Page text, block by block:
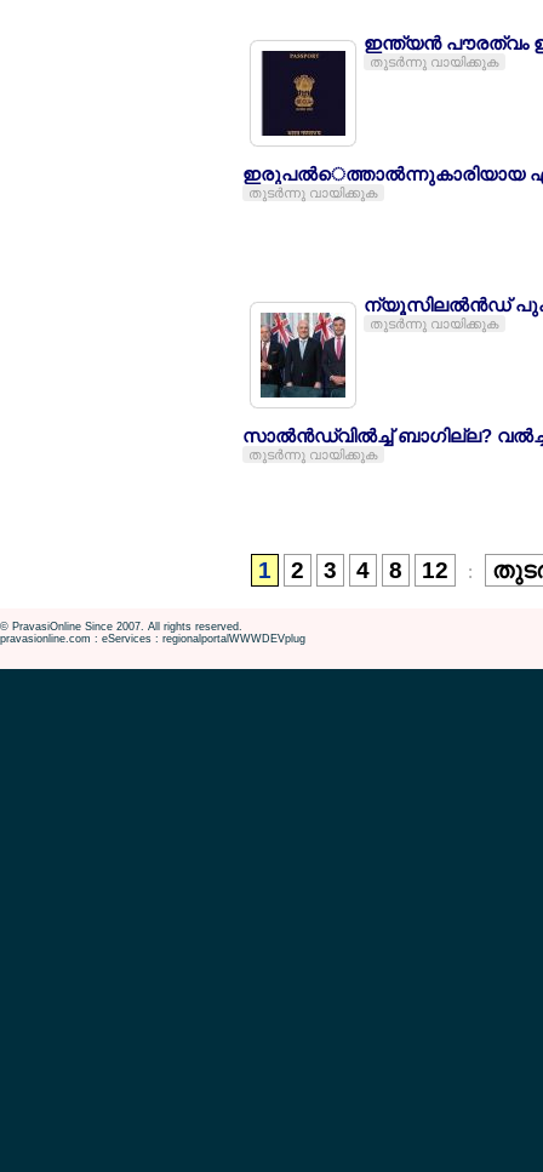
ഇന്ത്യന്‍ പൗരത്വം
തുടര്‍ന്നു വായിക്കുക
ഇരുപല്‍െത്താല്‍ന്നുകാരിയായ
തുടര്‍ന്നു വായിക്കുക
ന്യൂസിലല്‍ന്‍ഡ്
തുടര്‍ന്നു വായിക്കുക
സാല്‍ന്‍ഡ്വില്‍ച്ച് ബാഗില്ല?
തുടര്‍ന്നു വായിക്കുക
1 2 3 4 8 12 :
© PravasiOnline Since 2007. All rights reserved.
pravasionline.com : eServices : regionalportalWWWDEVplug